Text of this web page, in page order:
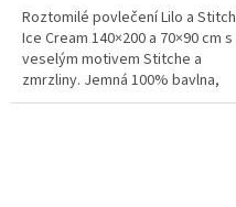
Roztomilé povlečení Lilo a Stitch
Ice Cream 140×200 a 70×90 cm s
veselým motivem Stitche a
zmrzliny. Jemná 100% bavlna,
kvalitní potisk a praktické